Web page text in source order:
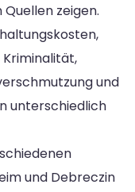
zeigen.
und
unterschiedlich
und Debreczin